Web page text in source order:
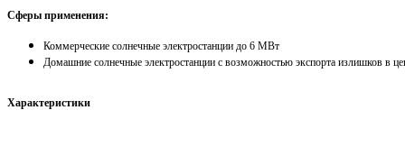
Сферы применения:
Коммерческие солнечные электростанции до 6 МВт
Домашние солнечные электростанции с возможностью экспорта излишков в
Характеристики